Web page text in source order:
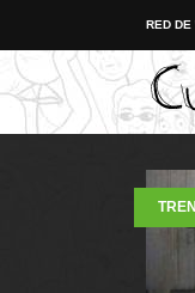
RED DE